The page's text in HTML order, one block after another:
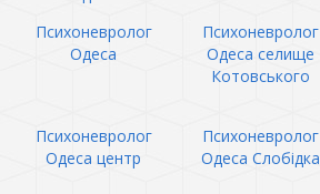
Психоневролог
Одеса
Психоневролог
Одеса селище
Котовського
Психоневролог
Одеса центр
Психоневролог
Одеса Слобідка